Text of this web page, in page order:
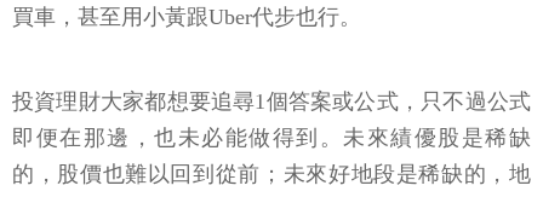
買車，甚至用小黃跟Uber代步也行。
投資理財大家都想要追尋1個答案或公式，只不過公式
即便在那邊，也未必能做得到。未來績優股是稀缺
的，股價也難以回到從前；未來好地段是稀缺的，地